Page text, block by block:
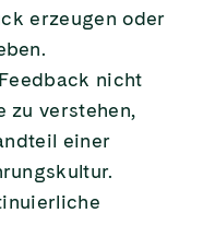
erzeugen oder
nicht
zu verstehen,
einer